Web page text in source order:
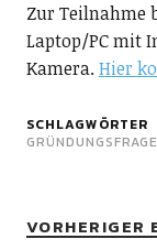
Zur Teilnahme
Laptop/PC mit
Kamera.Hier
SCHLAGWÖRTER
VORHERIGER